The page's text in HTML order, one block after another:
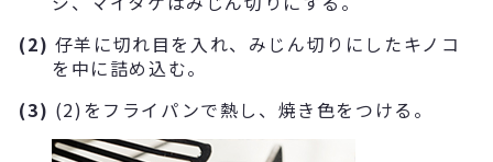
(2) 仔羊に切れ目を入れ、みじん切りにしたキノコ
を中に詰め込む。
(3) (2)をフライパンで熱し、焼き色をつける。